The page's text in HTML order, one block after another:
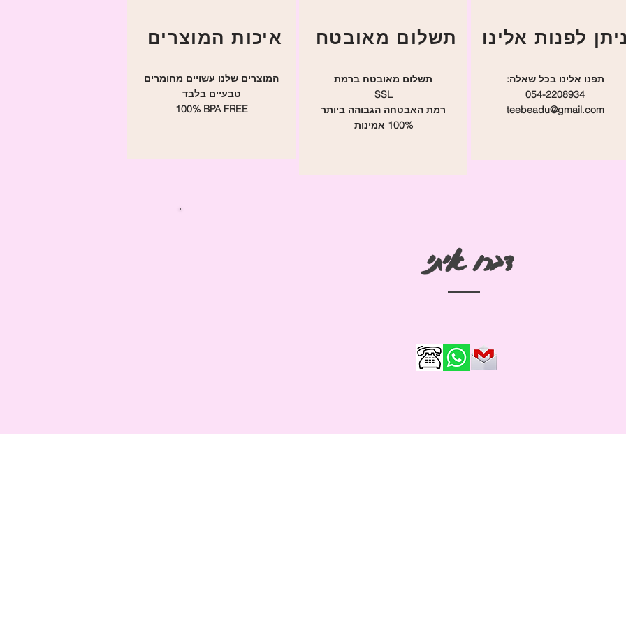
איכות המוצרים
המוצרים שלנו עשויים מחומרים
טבעיים בלבד
100% BPA FREE
תשלום מאובטח
תשלום מאובטח ברמת
SSL
רמת האבטחה הגבוהה ביותר
100% אמינות
תפנו אלינו בכל שאלה:
054-2208934
teebeadu@gmail.com
דברו איתי